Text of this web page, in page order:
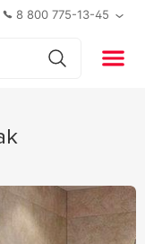
8 800 775-13-45